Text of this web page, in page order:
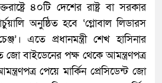
৪০টি দেশের রাষ্ট্র বা সরকার
অনুষ্ঠিত হবে ‘গ্লোবাল লিডারস
এতে প্রধানমন্ত্রী শেখ হাসিনার
জো বাইডেনের পক্ষ থেকে আমন্ত্রণপত্র
পেয়ে মার্কিন প্রেসিডেন্ট জো